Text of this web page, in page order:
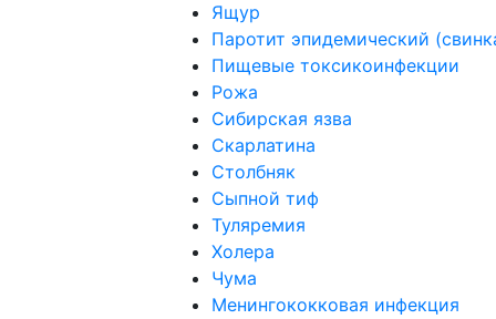
Ящур
Паротит эпидемический
Пищевые токсикоинфекции
Рожа
Сибирская язва
Скарлатина
Столбняк
Сыпной тиф
Туляремия
Холера
Чума
Менингококковая инфекция